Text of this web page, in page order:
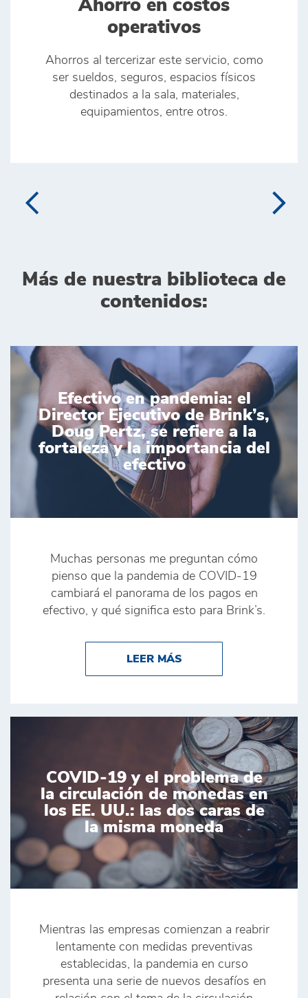
Ahorro en costos
operativos
Ahorros al tercerizar este servicio, como
ser sueldos, seguros, espacios físicos
destinados a la sala, materiales,
equipamientos, entre otros.
Más de nuestra biblioteca de
contenidos:
Efectivo en pandemia: el
Director Ejecutivo de Brink’s,
Doug Pertz, se refiere a la
fortaleza y la importancia del
efectivo
Muchas personas me preguntan cómo
pienso que la pandemia de COVID-19
cambiará el panorama de los pagos en
efectivo, y qué significa esto para Brink’s.
LEER MÁSABOUT EFECTIVO EN
COVID-19 y el problema de
la circulación de monedas en
los EE. UU.: las dos caras de
la misma moneda
Mientras las empresas comienzan a reabrir
lentamente con medidas preventivas
establecidas, la pandemia en curso
presenta una serie de nuevos desafíos en